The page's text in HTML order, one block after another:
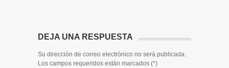
DEJA UNA RESPUESTA
Su dirección de correo electrónico no será publicada.
Los campos requeridos están marcados (*)